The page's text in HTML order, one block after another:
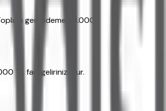
geri ödeme 63.000
TL faiz geliriniz olur.